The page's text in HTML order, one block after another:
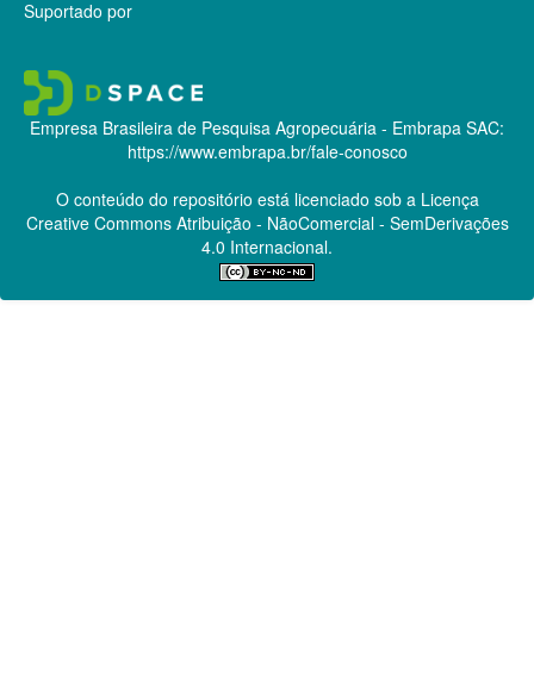
Suportado por
Empresa Brasileira de Pesquisa Agropecuária - Embrapa SAC:
https://www.embrapa.br/fale-conosco
O conteúdo do repositório está licenciado sob a Licença
Creative CommonsAtribuição - NãoComercial - SemDerivações
4.0 Internacional.